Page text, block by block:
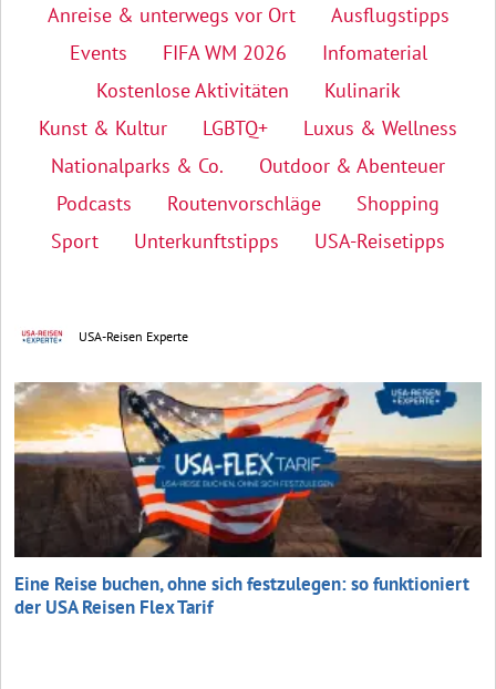
Anreise & unterwegs vor Ort
Ausflugstipps
Events
FIFA WM 2026
Infomaterial
Kostenlose Aktivitäten
Kulinarik
Kunst & Kultur
LGBTQ+
Luxus & Wellness
Nationalparks & Co.
Outdoor & Abenteuer
Podcasts
Routenvorschläge
Shopping
Sport
Unterkunftstipps USA-Reisetipps
USA-Reisen Experte
Eine Reise buchen, ohne sich festzulegen: so funktioniert
der USA Reisen Flex Tarif